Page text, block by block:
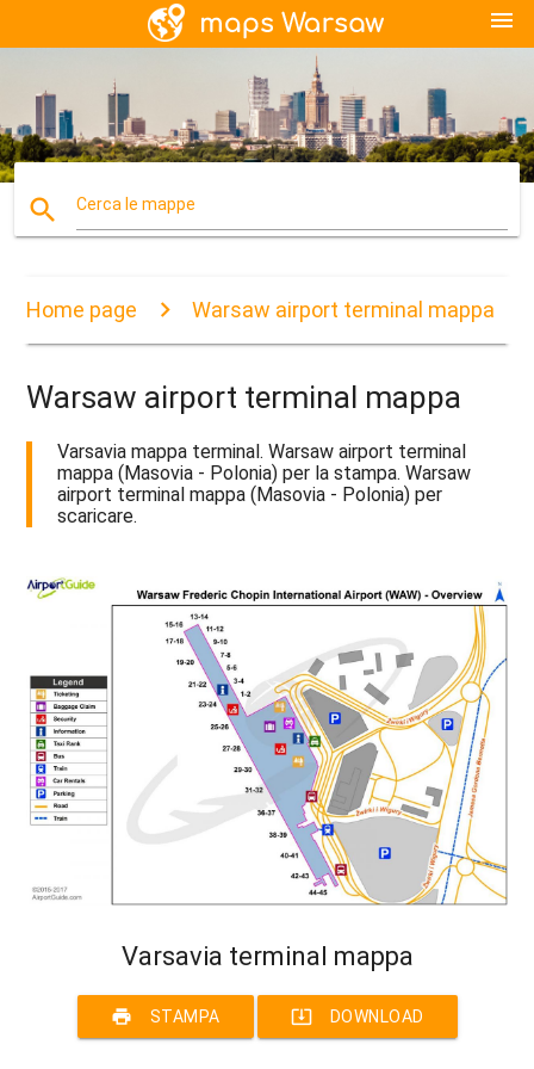
menu
search Cerca le mappe
Home page Warsaw airport terminal mappa
Warsaw airport terminal mappa
Varsavia mappa terminal. Warsaw airport terminal
mappa (Masovia - Polonia) per la stampa. Warsaw
airport terminal mappa (Masovia - Polonia) per
scaricare.
Varsavia terminal mappa
print STAMPA system_update_alt DOWNLOAD